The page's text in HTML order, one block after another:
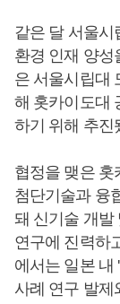
같은 달 서울시
환경 인재 양성
은 서울시립대
해 홋카이도대
하기 위해 추진
협정을 맺은 홋
첨단기술과 융
돼 신기술 개발
연구에 진력하
에서는 일본 내
사례 연구 발제